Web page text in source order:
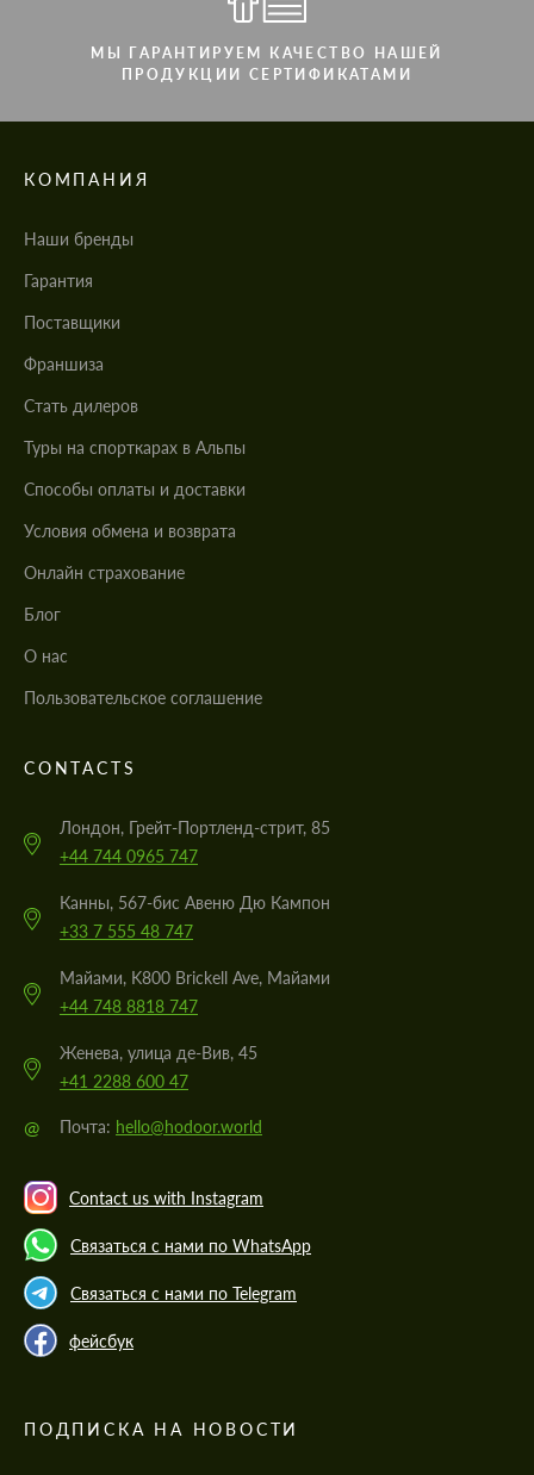
МЫ ГАРАНТИРУЕМ КАЧЕСТВО НАШЕЙ
ПРОДУКЦИИ СЕРТИФИКАТАМИ
КОМПАНИЯ
Наши бренды
Гарантия
Поставщики
Франшиза
Стать дилеров
Туры на спорткарах в Альпы
Cпособы оплаты и доставки
Условия обмена и возврата
Онлайн страхование
Блог
О нас
Пользовательское соглашение
CONTACTS
Лондон, Грейт-Портленд-стрит, 85
+44 744 0965 747
Канны, 567-бис Авеню Дю Кампон
+33 7 555 48 747
Майами, K800 Brickell Ave, Майами
+44 748 8818 747
Женева, улица де-Вив, 45
+41 2288 600 47
@ Почта: hello@hodoor.world
Contact us with Instagram
Связаться с нами по WhatsApp
Связаться с нами по Telegram
фейсбук
ПОДПИСКА НА НОВОСТИ